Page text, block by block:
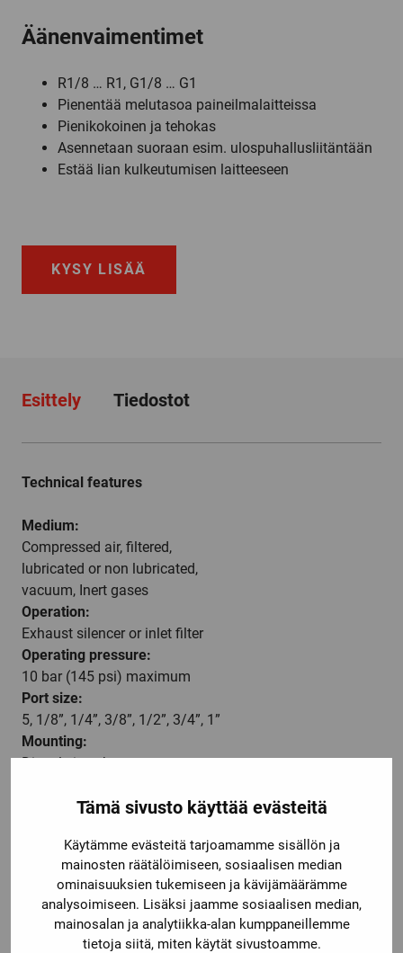
Tämä sivusto käyttää evästeitä
Käytämme evästeitä tarjoamamme sisällön ja
mainosten räätälöimiseen, sosiaalisen median
ominaisuuksien tukemiseen ja kävijämäärämme
analysoimiseen. Lisäksi jaamme sosiaalisen median,
mainosalan ja analytiikka-alan kumppaneillemme
tietoja siitä, miten käytät sivustoamme.
Äänenvaimentimet
R1/8 … R1, G1/8 … G1
Pienentää melutasoa paineilmalaitteissa
Pienikokoinen ja tehokas
Asennetaan suoraan esim. ulospuhallusliitäntään
Estää lian kulkeutumisen laitteeseen
KYSY LISÄÄ
Esittely Tiedostot
Technical features
Medium:
Compressed air, filtered,
lubricated or non lubricated,
vacuum, Inert gases
Operation:
Exhaust silencer or inlet filter
Operating pressure:
10 bar (145 psi) maximum
Port size:
5, 1/8”, 1/4”, 3/8”, 1/2”, 3/4”, 1”
Mounting:
Directly in exhaust or vent port
-20 … +80°C (-4 … +176°F)
avoid ice formation at temperatures
below +2°C (+35°F).
Materials:
Element: sintered bronze
Body: brass